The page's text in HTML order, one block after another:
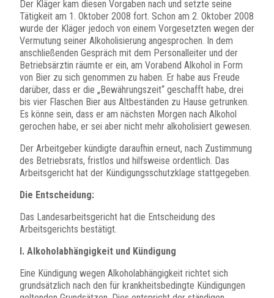
Der Kläger kam diesen Vorgaben nach und setzte seine
Tätigkeit am 1. Oktober 2008 fort. Schon am 2. Oktober 2008
wurde der Kläger jedoch von einem Vorgesetzten wegen der
Vermutung seiner Alkoholisierung angesprochen. In dem
anschließenden Gespräch mit dem Personalleiter und der
Betriebsärztin räumte er ein, am Vorabend Alkohol in Form
von Bier zu sich genommen zu haben. Er habe aus Freude
darüber, dass er die „Bewährungszeit“ geschafft habe, drei
bis vier Flaschen Bier aus Altbeständen zu Hause getrunken.
Es könne sein, dass er am nächsten Morgen nach Alkohol
gerochen habe, er sei aber nicht mehr alkoholisiert gewesen.
Der Arbeitgeber kündigte daraufhin erneut, nach Zustimmung
des Betriebsrats, fristlos und hilfsweise ordentlich. Das
Arbeitsgericht hat der Kündigungsschutzklage stattgegeben.
Die Entscheidung:
Das Landesarbeitsgericht hat die Entscheidung des
Arbeitsgerichts bestätigt.
I. Alkoholabhängigkeit und Kündigung
Eine Kündigung wegen Alkoholabhängigkeit richtet sich
grundsätzlich nach den für krankheitsbedingte Kündigungen